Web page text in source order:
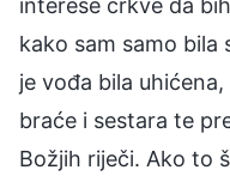
kako sam samo bila
je vođa bila
braće i sestara te
Božjih riječi. Ako to